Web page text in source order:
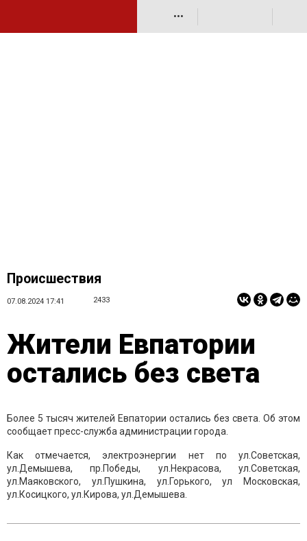
•••
Происшествия
07.08.2024 17:41 2433
Жители Евпатории
остались без света
Более 5 тысяч жителей Евпатории остались без света. Об этом
сообщает пресс-служба администрации города.
Как отмечается, электроэнергии нет по ул.Советская,
ул.Демышева, пр.Победы, ул.Некрасова, ул.Советская,
ул.Маяковского, ул.Пушкина, ул.Горького, ул Московская,
ул.Косицкого, ул.Кирова, ул.Демышева.